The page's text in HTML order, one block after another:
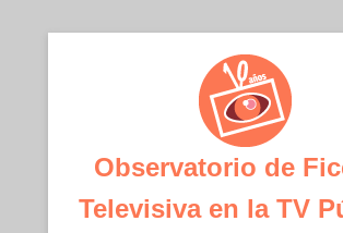
Observatorio de
Televisiva en la TV